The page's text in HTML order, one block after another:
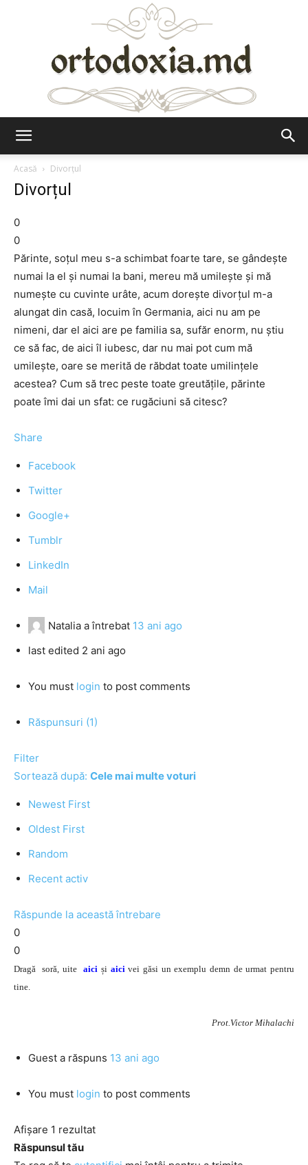
Acasă
Divorțul
Divorțul
0
0
Părinte, soțul meu s-a schimbat foarte tare, se gândește
numai la el și numai la bani, mereu mă umilește și mă
numește cu cuvinte urâte, acum dorește divorțul m-a
alungat din casă, locuim în Germania, aici nu am pe
nimeni, dar el aici are pe familia sa, sufăr enorm, nu știu
ce să fac, de aici îl iubesc, dar nu mai pot cum mă
umilește, oare se merită de răbdat toate umilințele
acestea? Cum să trec peste toate greutățile, părinte
poate îmi dai un sfat: ce rugăciuni să citesc?
Share
Facebook
Twitter
Google+
Tumblr
LinkedIn
Mail
Natalia a întrebat 13 ani ago
last edited 2 ani ago
You must login to post comments
Răspunsuri (1)
Filter
Sortează după: Cele mai multe voturi
Newest First
Oldest First
Random
Recent activ
Răspunde la această întrebare
0
0
Dragă soră, uiteaici și aicivei găsi un exemplu demn de urmat pentru
tine.
Prot.Victor Mihalachi
Guest a răspuns 13 ani ago
You must login to post comments
Afișare 1 rezultat
Răspunsul tău